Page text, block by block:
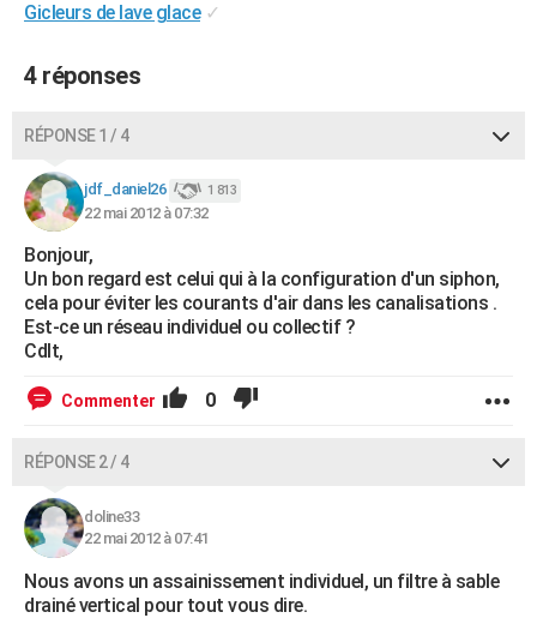
Gicleurs de lave glace ✓
4 réponses
RÉPONSE 1 / 4
jdf_daniel26 1 813
22 mai 2012 à 07:32
Bonjour,
Un bon regard est celui qui à la configuration d'un siphon,
cela pour éviter les courants d'air dans les canalisations .
Est-ce un réseau individuel ou collectif ?
Cdlt,
Commenter 0
RÉPONSE 2 / 4
doline33
22 mai 2012 à 07:41
Nous avons un assainissement individuel, un filtre à sable
drainé vertical pour tout vous dire.